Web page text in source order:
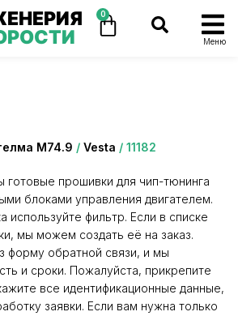
0
Меню
М74.9 / Vesta / 11182
готовые прошивки для чип-тюнинга
блоками управления двигателем.
используйте фильтр. Если в списке
мы можем создать её на заказ.
форму обратной связи, и мы
и сроки. Пожалуйста, прикрепите
все идентификационные данные,
заявки. Если вам нужна только